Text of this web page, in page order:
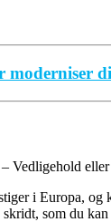
i Europa,
som du